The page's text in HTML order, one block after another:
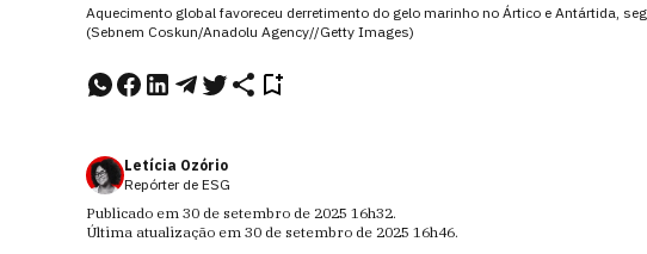
Aquecimento global favoreceu derretimento do gelo marinho no Ártico e Antártida,
(Sebnem Coskun/Anadolu Agency//Getty Images)
Letícia Ozório
Repórter de ESG
Publicado em 30 de setembro de 2025 16h32.
Última atualização em 30 de setembro de 2025 16h46.